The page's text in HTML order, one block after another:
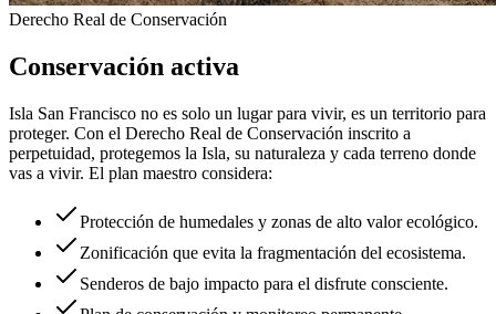
Derecho Real de Conservación
Conservación activa
Isla San Francisco no es solo un lugar para vivir, es un territorio para
proteger. Con el Derecho Real de Conservación inscrito a
perpetuidad, protegemos la Isla, su naturaleza y cada terreno donde
vas a vivir. El plan maestro considera:
Protección de humedales y zonas de alto valor ecológico.
Zonificación que evita la fragmentación del ecosistema.
Senderos de bajo impacto para el disfrute consciente.